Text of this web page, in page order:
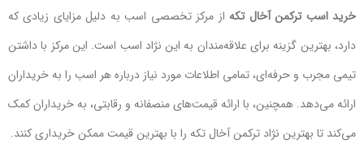
خرید اسب ترکمن آخال تکه از مرکز تخصصی اسب به دلیل مزایای زیادی که
دارد، بهترین گزینه برای علاقه‌مندان به این نژاد اسب است. این مرکز با داشتن
تیمی مجرب و حرفه‌ای، تمامی اطلاعات مورد نیاز درباره هر اسب را به خریداران
ارائه می‌دهد. همچنین، با ارائه قیمت‌های منصفانه و رقابتی، به خریداران کمک
می‌کند تا بهترین نژاد ترکمن آخال تکه را با بهترین قیمت ممکن خریداری کنند.